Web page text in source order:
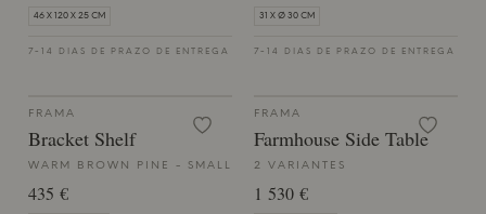
46 X 120 X 25 CM
7-14 DIAS DE PRAZO DE ENTREGA
31 X Ø 30 CM
7-14 DIAS DE PRAZO DE ENTREGA
FRAMA
Bracket Shelf
WARM BROWN PINE - SMALL
435 €
FRAMA
Farmhouse Side Table
2 VARIANTES
1 530 €